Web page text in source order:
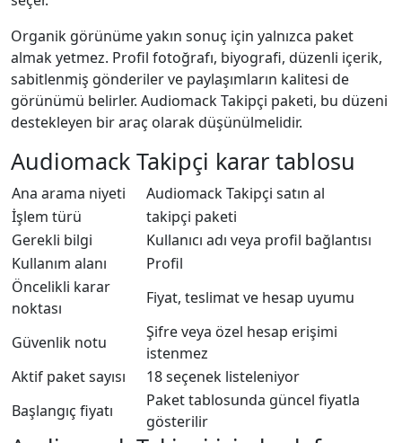
Organik görünüme yakın sonuç için yalnızca paket
almak yetmez. Profil fotoğrafı, biyografi, düzenli içerik,
sabitlenmiş gönderiler ve paylaşımların kalitesi de
görünümü belirler. Audiomack Takipçi paketi, bu düzeni
destekleyen bir araç olarak düşünülmelidir.
Audiomack Takipçi karar tablosu
Ana arama niyeti
Audiomack Takipçi satın al
İşlem türü
takipçi paketi
Gerekli bilgi
Kullanıcı adı veya profil bağlantısı
Kullanım alanı
Profil
Öncelikli karar
noktası
Fiyat, teslimat ve hesap uyumu
Güvenlik notu
Şifre veya özel hesap erişimi
istenmez
Aktif paket sayısı
18 seçenek listeleniyor
Başlangıç fiyatı
Paket tablosunda güncel fiyatla
gösterilir